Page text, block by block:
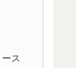
ス